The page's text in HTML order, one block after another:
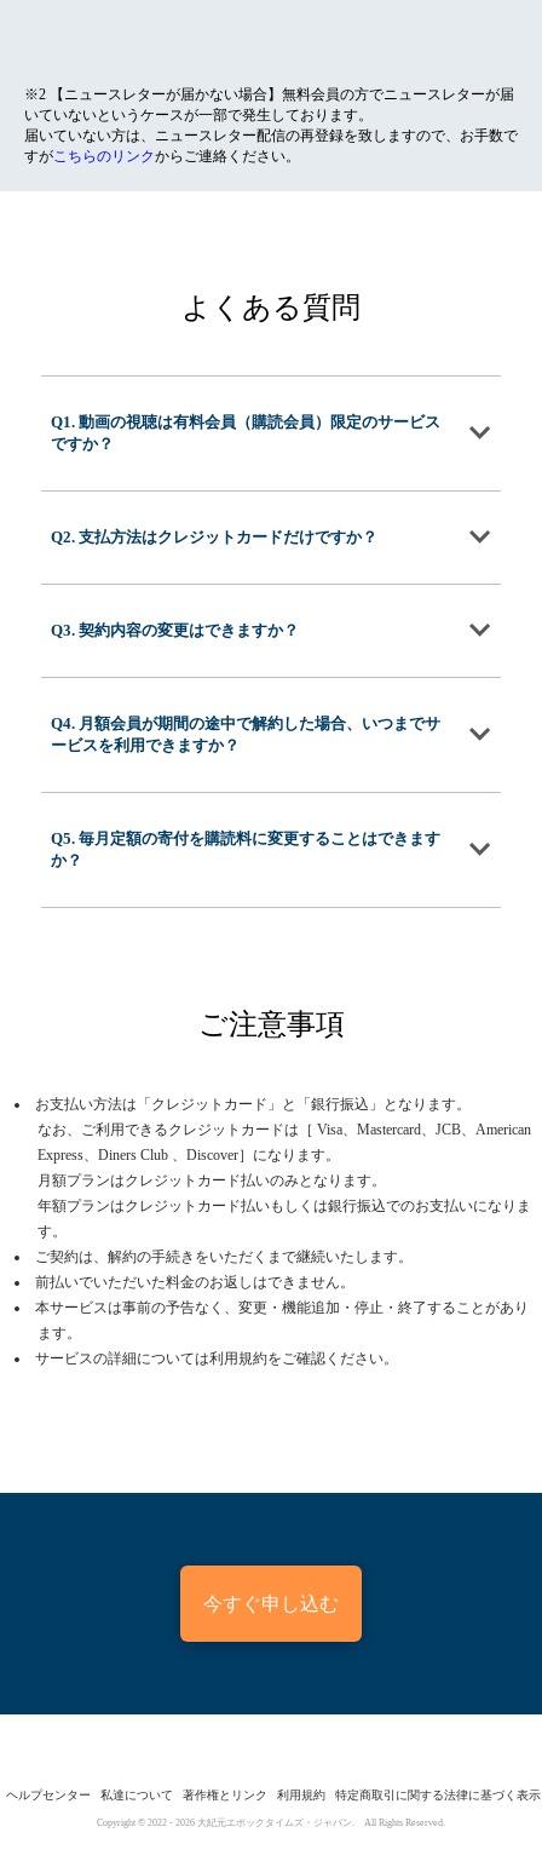
※2 【ニュースレターが届かない場合】無料会員の方でニュースレターが届
いていないというケースが一部で発生しております。
届いていない方は、ニュースレター配信の再登録を致しますので、お手数で
すがこちらのリンクからご連絡ください。
よくある質問
Q1. 動画の視聴は有料会員（購読会員）限定のサービス
ですか？
Q2. 支払方法はクレジットカードだけですか？
Q3. 契約内容の変更はできますか？
Q4. 月額会員が期間の途中で解約した場合、いつまでサ
ービスを利用できますか？
Q5. 毎月定額の寄付を購読料に変更することはできます
か？
ご注意事項
お支払い方法は「クレジットカード」と「銀行振込」となります。
なお、ご利用できるクレジットカードは［ Visa、Mastercard、JCB、American
Express、Diners Club 、Discover］になります。
月額プランはクレジットカード払いのみとなります。
年額プランはクレジットカード払いもしくは銀行振込でのお支払いになりま
す。
ご契約は、解約の手続きをいただくまで継続いたします。
前払いでいただいた料金のお返しはできません。
本サービスは事前の予告なく、変更・機能追加・停止・終了することがあり
ます。
サービスの詳細については利用規約をご確認ください。
今すぐ申し込む
ヘルプセンター 私達について 著作権とリンク 利用規約 特定商取引に関する法律に基づく表示
Copyright © 2022 - 2026 大紀元エポックタイムズ・ジャパン. All Rights Reserved.